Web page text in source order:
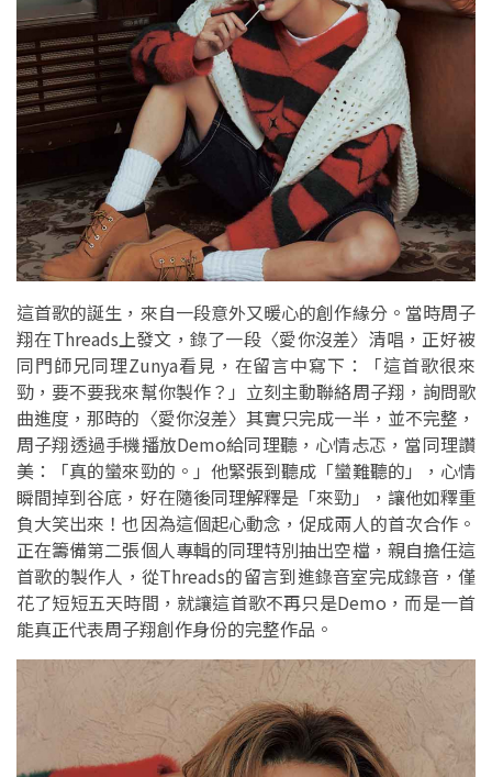
這首歌的誕生，來自一段意外又暖心的創作緣分。當時周子
翔在Threads上發文，錄了一段〈愛你沒差〉清唱，正好被
同門師兄同理Zunya看見，在留言中寫下：「這首歌很來
勁，要不要我來幫你製作？」立刻主動聯絡周子翔，詢問歌
曲進度，那時的〈愛你沒差〉其實只完成一半，並不完整，
周子翔透過手機播放Demo給同理聽，心情忐忑，當同理讚
美：「真的蠻來勁的。」他緊張到聽成「蠻難聽的」，心情
瞬間掉到谷底，好在隨後同理解釋是「來勁」，讓他如釋重
負大笑出來！也因為這個起心動念，促成兩人的首次合作。
正在籌備第二張個人專輯的同理特別抽出空檔，親自擔任這
首歌的製作人，從Threads的留言到進錄音室完成錄音，僅
花了短短五天時間，就讓這首歌不再只是Demo，而是一首
能真正代表周子翔創作身份的完整作品。